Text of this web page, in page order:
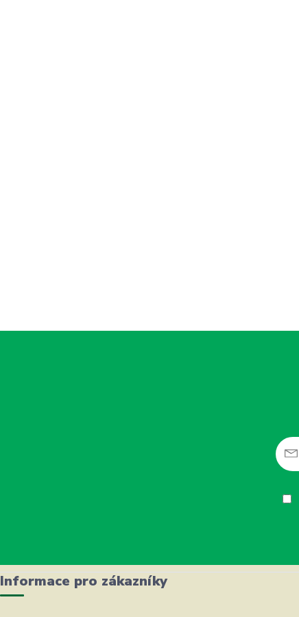
Informace pro zákazníky